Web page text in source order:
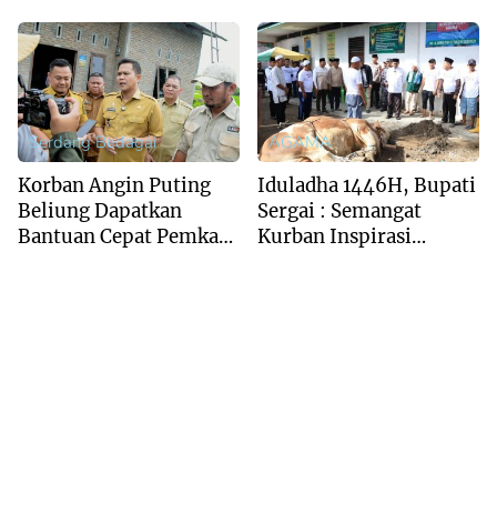
Sasaran
Serdang Bedagai
Korban Angin Puting
Beliung Dapatkan
Bantuan Cepat Pemkab
AGAMA
Iduladha 1446H, Bupati
Sergai : Semangat
Kurban Inspirasi